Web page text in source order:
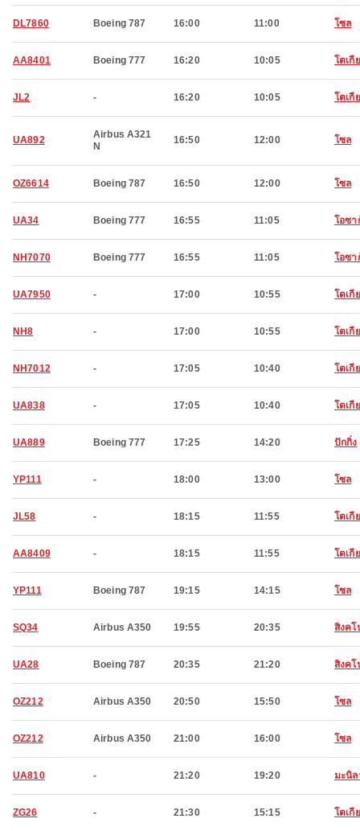
DL7860 Boeing 787 16:00 11:00 โซล
AA8401 Boeing 777 16:20 10:05 โตเกี
JL2 - 16:20 10:05 โตเกี
UA892
Airbus A321
N
16:50 12:00 โซล
OZ6614 Boeing 787 16:50 12:00 โซล
UA34 Boeing 777 16:55 11:05 โอซา
NH7070 Boeing 777 16:55 11:05 โอซา
UA7950 - 17:00 10:55 โตเกี
NH8 - 17:00 10:55 โตเกี
NH7012 - 17:05 10:40 โตเกี
UA838 - 17:05 10:40 โตเกี
UA889 Boeing 777 17:25 14:20 ปักกิ่ง
YP111 - 18:00 13:00 โซล
JL58 - 18:15 11:55 โตเกี
AA8409 - 18:15 11:55 โตเกี
YP111 Boeing 787 19:15 14:15 โซล
SQ34 Airbus A350 19:55 20:35 สิงคโ
UA28 Boeing 787 20:35 21:20 สิงคโ
OZ212 Airbus A350 20:50 15:50 โซล
OZ212 Airbus A350 21:00 16:00 โซล
UA810 - 21:20 19:20 มะนิล
ZG26 - 21:30 15:15 โตเกี